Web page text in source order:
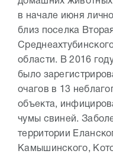
в начале июня
близ поселка
области. В 2016
было
очагов в 13
объекта,
чумы свиней.
территории
Камышинского,